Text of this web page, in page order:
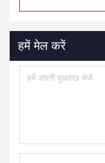
हमें मेल करें